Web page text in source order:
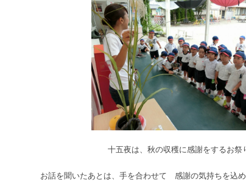
十五夜は、秋の収穫に感謝をするお祭
お話を聞いたあとは、手を合わせて 感謝の気持ちを